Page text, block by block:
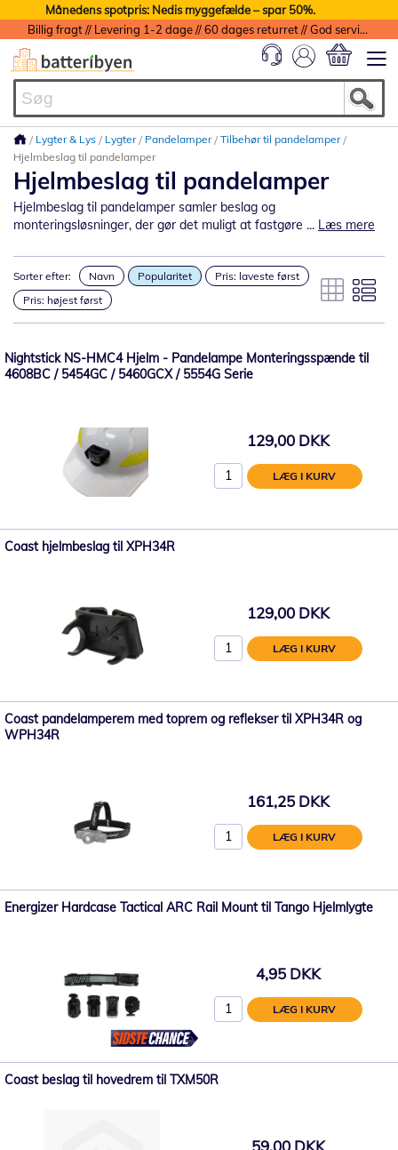
Månedens spotpris: Nedis myggefælde – spar 50%.
Billig fragt // Levering 1-2 dage // 60 dages returret // God service med garanti
Lygter & Lys Lygter Pandelamper Tilbehør til pandelamper
Hjelmbeslag til pandelamper
Hjelmbeslag til pandelamper
Hjelmbeslag til pandelamper samler beslag og
monteringsløsninger, der gør det muligt at fastgøre ... Læs mere
Sorter efter: Navn Popularitet
Pris: laveste først
Pris: højest først
Nightstick NS-HMC4 Hjelm - Pandelampe Monteringsspænde til
4608BC / 5454GC / 5460GCX / 5554G Serie
129,00 DKK
LÆG I KURV
Coast hjelmbeslag til XPH34R
129,00 DKK
LÆG I KURV
Coast pandelamperem med toprem og reflekser til XPH34R og
WPH34R
161,25 DKK
LÆG I KURV
Energizer Hardcase Tactical ARC Rail Mount til Tango Hjelmlygte
4,95 DKK
LÆG I KURV
Coast beslag til hovedrem til TXM50R
59,00 DKK